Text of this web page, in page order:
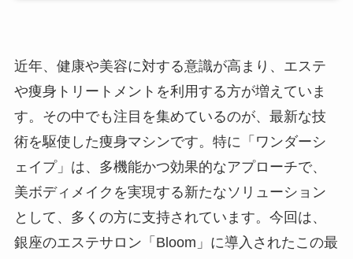
近年、健康や美容に対する意識が高まり、エステ
や痩身トリートメントを利用する方が増えていま
す。その中でも注目を集めているのが、最新な技
術を駆使した痩身マシンです。特に「ワンダーシ
ェイプ」は、多機能かつ効果的なアプローチで、
美ボディメイクを実現する新たなソリューション
として、多くの方に支持されています。今回は、
銀座のエステサロン「Bloom」に導入されたこの最